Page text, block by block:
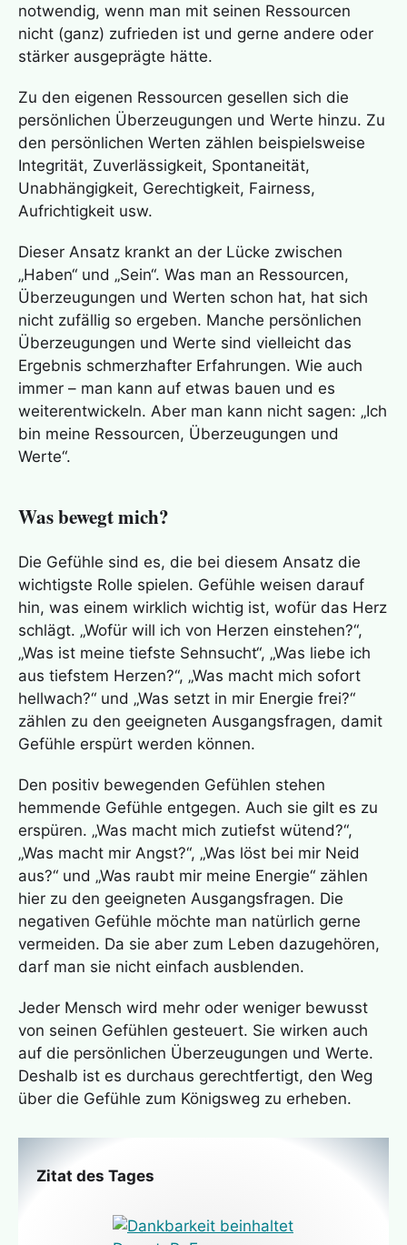
notwendig, wenn man mit seinen Ressourcen
nicht (ganz) zufrieden ist und gerne andere oder
stärker ausgeprägte hätte.
Zu den eigenen Ressourcen gesellen sich die
persönlichen Überzeugungen und Werte hinzu. Zu
den persönlichen Werten zählen beispielsweise
Integrität, Zuverlässigkeit, Spontaneität,
Unabhängigkeit, Gerechtigkeit, Fairness,
Aufrichtigkeit usw.
Dieser Ansatz krankt an der Lücke zwischen
„Haben“ und „Sein“. Was man an Ressourcen,
Überzeugungen und Werten schon hat, hat sich
nicht zufällig so ergeben. Manche persönlichen
Überzeugungen und Werte sind vielleicht das
Ergebnis schmerzhafter Erfahrungen. Wie auch
immer – man kann auf etwas bauen und es
weiterentwickeln. Aber man kann nicht sagen: „Ich
bin meine Ressourcen, Überzeugungen und
Werte“.
Was bewegt mich?
Die Gefühle sind es, die bei diesem Ansatz die
wichtigste Rolle spielen. Gefühle weisen darauf
hin, was einem wirklich wichtig ist, wofür das Herz
schlägt. „Wofür will ich von Herzen einstehen?“,
„Was ist meine tiefste Sehnsucht“, „Was liebe ich
aus tiefstem Herzen?“, „Was macht mich sofort
hellwach?“ und „Was setzt in mir Energie frei?“
zählen zu den geeigneten Ausgangsfragen, damit
Gefühle erspürt werden können.
Den positiv bewegenden Gefühlen stehen
hemmende Gefühle entgegen. Auch sie gilt es zu
erspüren. „Was macht mich zutiefst wütend?“,
„Was macht mir Angst?“, „Was löst bei mir Neid
aus?“ und „Was raubt mir meine Energie“ zählen
hier zu den geeigneten Ausgangsfragen. Die
negativen Gefühle möchte man natürlich gerne
vermeiden. Da sie aber zum Leben dazugehören,
darf man sie nicht einfach ausblenden.
Jeder Mensch wird mehr oder weniger bewusst
von seinen Gefühlen gesteuert. Sie wirken auch
auf die persönlichen Überzeugungen und Werte.
Deshalb ist es durchaus gerechtfertigt, den Weg
über die Gefühle zum Königsweg zu erheben.
Zitat des Tages